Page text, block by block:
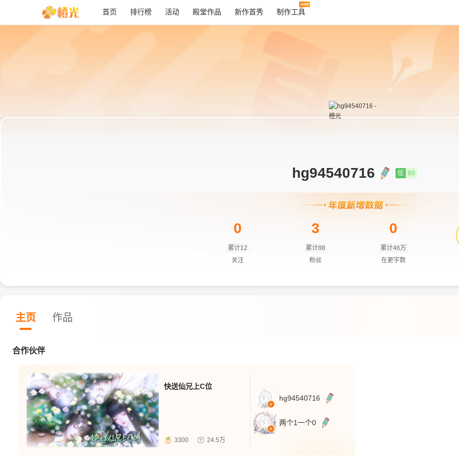
首页 排行榜 活动 殿堂作品 新作首秀 制作工具
hg94540716 信 60
0
累计12
关注
3
累计88
粉丝
0
累计46万
在更字数
主页 作品
合作伙伴
快送仙兄上C位
3300 24.5万
hg94540716
两个1一个0